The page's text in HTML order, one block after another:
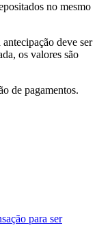
no mesmo
deve ser
os valores são
de pagamentos.
para ser